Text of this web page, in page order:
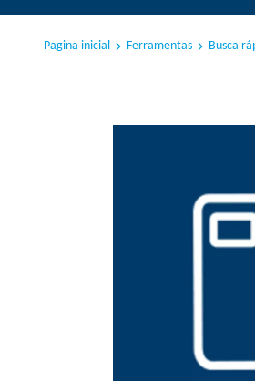
Pagina inicial Ferramentas Busca